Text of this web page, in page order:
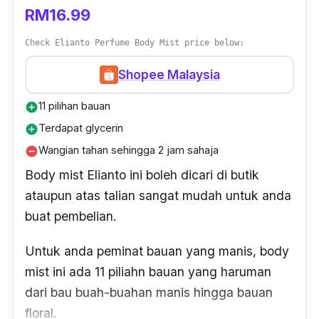
RM16.99
Check Elianto Perfume Body Mist price below:
Shopee Malaysia
add_circle11 pilihan bauan
add_circleTerdapat glycerin
remove_circleWangian tahan sehingga 2 jam sahaja
Body mist Elianto ini boleh dicari di butik
ataupun atas talian sangat mudah untuk anda
buat pembelian.
Untuk anda peminat bauan yang manis, body
mist ini ada 11 piliahn bauan yang haruman
dari bau buah-buahan manis hingga bauan
floral.